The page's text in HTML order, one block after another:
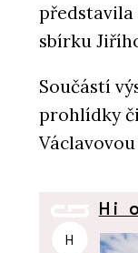
představila
sbírku
Součástí
prohlídky
H
Hi